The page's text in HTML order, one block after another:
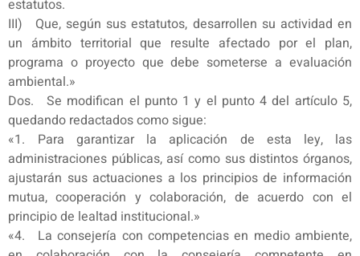
estatutos.
III) Que, según sus estatutos, desarrollen su actividad en
un ámbito territorial que resulte afectado por el plan,
programa o proyecto que debe someterse a evaluación
ambiental.»
Dos. Se modifican el punto 1 y el punto 4 del artículo 5,
quedando redactados como sigue:
«1. Para garantizar la aplicación de esta ley, las
administraciones públicas, así como sus distintos órganos,
ajustarán sus actuaciones a los principios de información
mutua, cooperación y colaboración, de acuerdo con el
principio de lealtad institucional.»
«4. La consejería con competencias en medio ambiente,